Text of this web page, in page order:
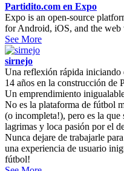
Partidito.com en Expo
Expo is an open-source
for Android, iOS, and the web
See More
sirnejo
Una reflexión rápida iniciando
14 años en la construcción de
Un emprendimiento
No es la plataforma de fútbol
(o incompleta!), pero es la que
lagrimas y loca pasión por el
Nunca dejare de trabajarle
una experiencia de usuario
fútbol!